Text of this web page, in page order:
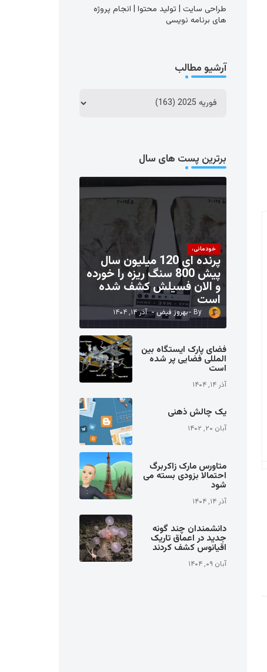
طراحی سایت | تولید محتوا | انجام پروژه
های برنامه نویسی
آرشیو مطالب
برترین پست های سال
خودمانی،
پرنده ای 120 میلیون سال
پیش 800 سنگ ریزه را خورده
و الان فسیلش کشف شده
است
بهروز فیض آذر ۱۴, ۱۴۰۴
فضای پارک ایستگاه بین
المللی فضایی پر شده
است
آذر ۱۴, ۱۴۰۴
یک چالش ذهنی
آبان ۲۰, ۱۴۰۲
متاورس مارک زاکربرگ
احتمالا بزودی بسته می
شود
آذر ۱۴, ۱۴۰۴
دانشمندان چند گونه
جدید در اعماق تاریک
اقیانوس کشف کردند
آبان ۰۹, ۱۴۰۴